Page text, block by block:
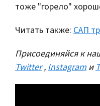
тоже "горело"
Читать также: САП
Присоединяйся к
Twitter ,Instagram и